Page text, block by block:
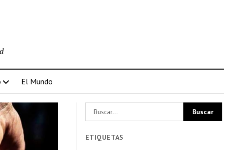
El Mundo
ETIQUETAS